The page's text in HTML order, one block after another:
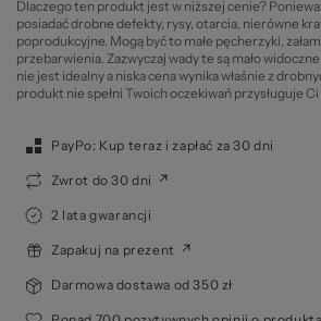
Dlaczego ten produkt jest w niższej cenie?
posiadać drobne defekty, rysy, otarcia, nierówne
poprodukcyjne. Mogą być to małe pęcherzyki,
przebarwienia. Zazwyczaj wady te są mało
nie jest idealny a niska cena wynika właśnie z
produkt nie spełni Twoich oczekiwań przysługuje
PayPo: Kup teraz i zapłać za 30 dni
Zwrot do 30 dni
2 lata gwarancji
Zapakuj na prezent
Darmowa dostawa od 350 zł